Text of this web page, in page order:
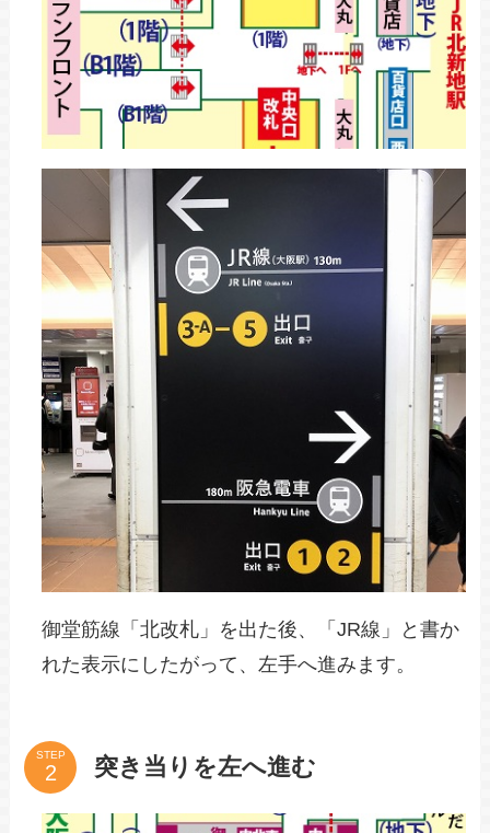
御堂筋線「北改札」を出た後、「JR線」と書か
れた表示にしたがって、左手へ進みます。
STEP 突き当りを左へ進む